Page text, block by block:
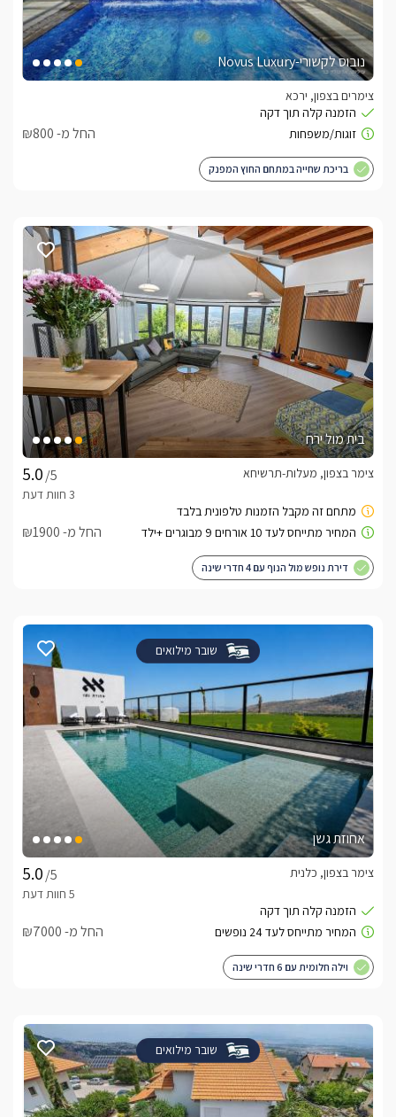
נובוס לקשורי-Novus Luxury
צימרים בצפון, ירכא
החל מ- ₪800
בריכת שחייה במתחם החוץ המפנק
בית מול ירח
/5
צימר בצפון, מעלות-תרשיחא
החל מ- ₪1900
דירת נופש מול הנוף עם 4 חדרי שינה
שובר מילואים
אחוזת גשן
/5
צימר בצפון, כלנית
החל מ- ₪7000
וילה חלומית עם 6 חדרי שינה
שובר מילואים